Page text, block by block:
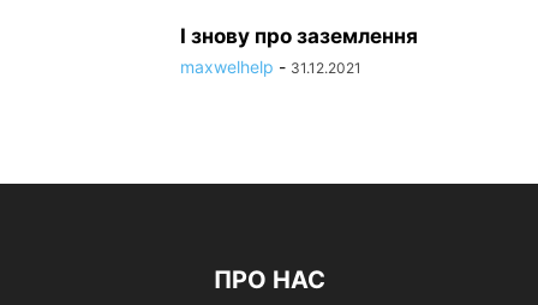
І знову про заземлення
maxwelhelp - 31.12.2021
ПРО НАС